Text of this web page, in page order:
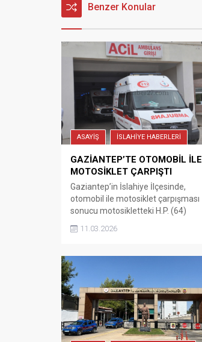
Benzer Konular
ASAYİŞ İSLAHİYE HABERLERİ
GAZİANTEP’TE OTOMOBİL İLE
MOTOSİKLET ÇARPIŞTI
Gaziantep’in İslahiye İlçesinde,
otomobil ile motosiklet çarpışması
sonucu motosikletteki H.P. (64)
Caddesinde meydana gelen kazada
kullandığı 06 Y 4658 plakalı
otomobil ile H.Ş.’nin (21) kullandığı
27 BDN 959 plakalı motosiklet
çarpıştı. Çarpışmanın etkisiyle
motosiklette yolcu olan H.P.
yaralandı. İhbar üzerine gelen...
11.03.2026